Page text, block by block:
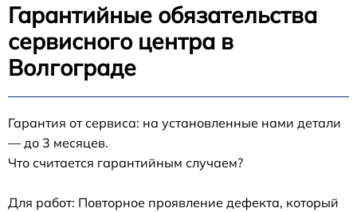
Гарантийные обязательства
сервисного центра в
Волгограде
Гарантия от сервиса: на установленные нами детали
— до 3 месяцев.
Что считается гарантийным случаем?
Для работ: Повторное проявление дефекта, который